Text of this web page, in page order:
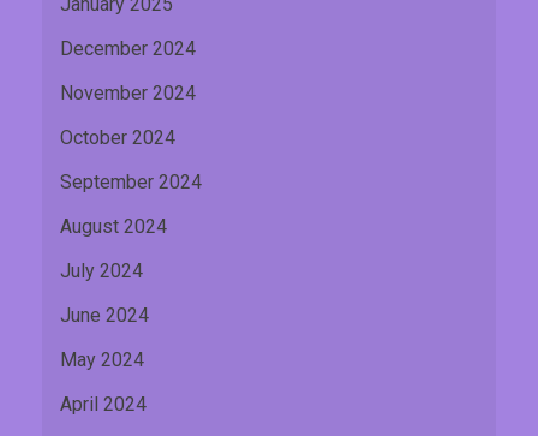
January 2025
December 2024
November 2024
October 2024
September 2024
August 2024
July 2024
June 2024
May 2024
April 2024